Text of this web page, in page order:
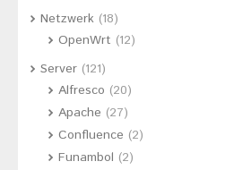
Netzwerk (18)
OpenWrt (12)
Server (121)
Alfresco (20)
Apache (27)
Confluence (2)
Funambol (2)